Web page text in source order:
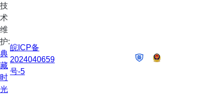
技
术
维
护:
典
藏
时
光
皖ICP备
2024040659
号-5